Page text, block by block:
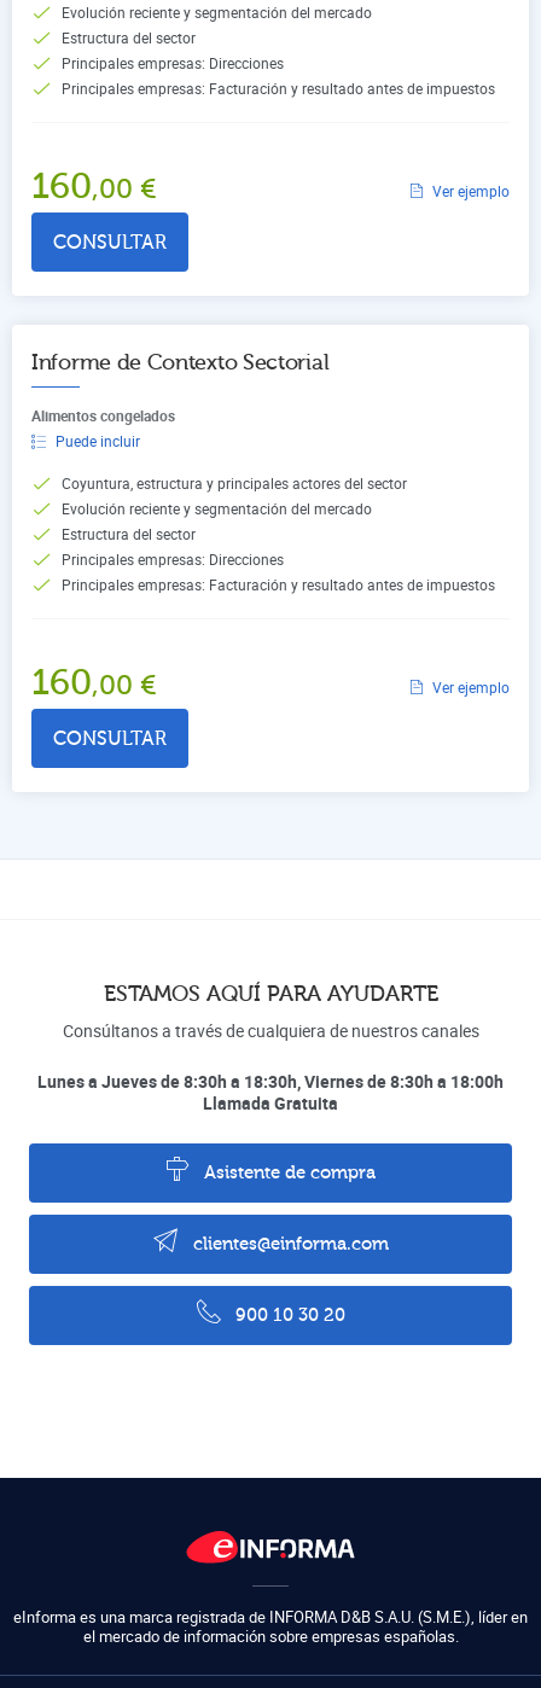
Evolución reciente y segmentación del mercado
Estructura del sector
Principales empresas: Direcciones
Principales empresas: Facturación y resultado antes de impuestos
160,00 € Ver ejemplo
CONSULTAR
Informe de Contexto Sectorial
Alimentos congelados
Puede incluir
Coyuntura, estructura y principales actores del sector
Evolución reciente y segmentación del mercado
Estructura del sector
Principales empresas: Direcciones
Principales empresas: Facturación y resultado antes de impuestos
160,00 € Ver ejemplo
CONSULTAR
ESTAMOS AQUÍ PARA AYUDARTE
Consúltanos a través de cualquiera de nuestros canales
Lunes a Jueves de 8:30h a 18:30h, Viernes de 8:30h a 18:00h
Llamada Gratuita
Asistente de compra
clientes@einforma.com
900 10 30 20
eInforma es una marca registrada de INFORMA D&B S.A.U. (S.M.E.), líder en
el mercado de información sobre empresas españolas.